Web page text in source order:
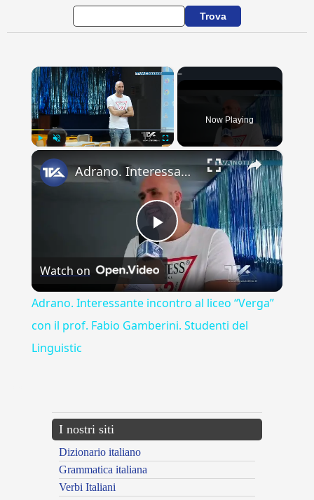
×
Now Playing
×
Play
Video
Adrano. Interessante incontro al liceo “Verga” con il prof. Fabio Gamberini. Studenti del Linguistic
Watch on
Adrano. Interessante incontro al liceo “Verga”
con il prof. Fabio Gamberini. Studenti del
Linguistic
I nostri siti
Dizionario italiano
Grammatica italiana
Verbi Italiani